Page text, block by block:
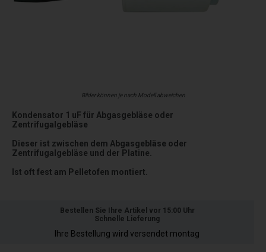
Bilder können je nach Modell abweichen
Kondensator 1 uF für Abgasgebläse oder
Zentrifugalgebläse
Dieser ist zwischen dem Abgasgebläse oder
Zentrifugalgebläse und der Platine.
Ist oft fest am Pelletofen montiert.
Bestellen Sie Ihre Artikel vor 15:00 Uhr
Schnelle Lieferung
Ihre Bestellung wird versendet montag